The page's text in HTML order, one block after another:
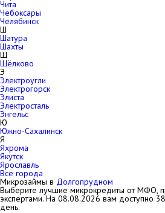
Чита
Чебоксары
Челябинск
Ш
Шатура
Шахты
Щ
Щёлково
Э
Электроугли
Электрогорск
Элиста
Электросталь
Энгельс
Ю
Южно-Сахалинск
Я
Яхрома
Якутск
Ярославль
Все города
Микрозаймы в Долгопрудном
Выберите лучшие микрокредиты от МФО,
экспертами. На 08.08.2026 вам доступно
день.